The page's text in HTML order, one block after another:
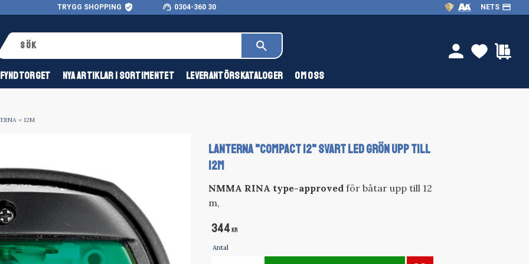
TRYGG SHOPPING verified_user support_agent 0304-360 30 NETS payment
person
FYNDTORGET NYA ARTIKLAR I SORTIMENTET LEVERANTÖRSKATALOGER OM OSS
< 12M
LANTERNA "Compact 12" SVART LED GRÖN UPP TILL
12M
NMMA RINA type-approved för båtar upp till 12
m,
344 KR
Antal